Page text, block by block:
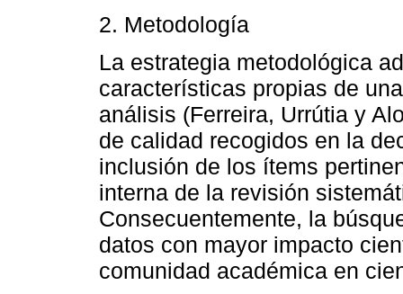
2. Metodología
La estrategia metodológica
características propias de
análisis (Ferreira, Urrútia y
de calidad recogidos en la
inclusión de los ítems
interna de la revisión
Consecuentemente, la
datos con mayor impacto
comunidad académica en